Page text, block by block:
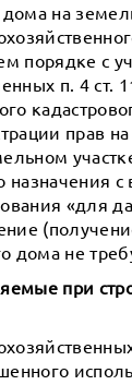
на
порядке с
п. 4 ст.
прав
назначения
«для
дома не
при